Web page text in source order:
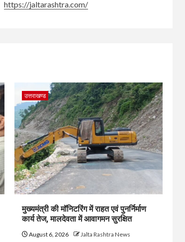
https://jaltarashtra.com/
उत्तराखण्ड
मुख्यमंत्री की मॉनिटरिंग में राहत एवं पुनर्निर्माण
कार्य तेज, मालदेवता में आवागमन सुरक्षित
August 6, 2026 Jalta Rashtra News